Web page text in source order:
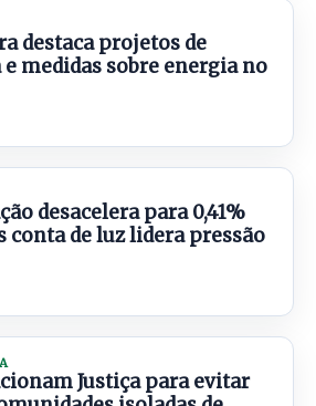
destaca projetos de
medidas sobre energia no
desacelera para 0,41%
conta de luz lidera pressão
Justiça para evitar